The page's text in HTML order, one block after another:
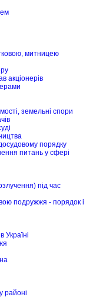
митницею
акціонерів
земельні спори
порядку
питань у сфері
під час
подружжя - порядок і
Україні
районі